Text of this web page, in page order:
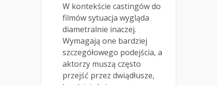
W kontekście castingów do
filmów sytuacja wygląda
diametralnie inaczej.
Wymagają one bardziej
szczegółowego podejścia, a
aktorzy muszą często
przejść przez dwiądłusze,